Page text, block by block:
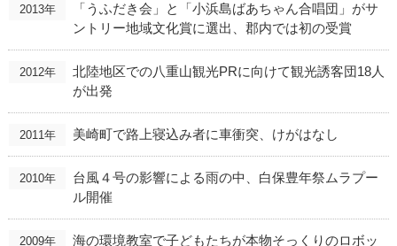
2013年
「うふだき会」と「小浜島ばあちゃん合唱団」がサ
ントリー地域文化賞に選出、郡内では初の受賞
2012年
北陸地区での八重山観光PRに向けて観光誘客団18人
が出発
2011年 美崎町で路上寝込み者に車衝突、けがはなし
2010年
台風４号の影響による雨の中、白保豊年祭ムラプー
ル開催
2009年 海の環境教室で子どもたちが本物そっくりのロボッ